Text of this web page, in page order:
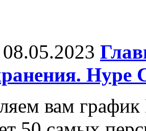
08.05.2023
Hype
вам